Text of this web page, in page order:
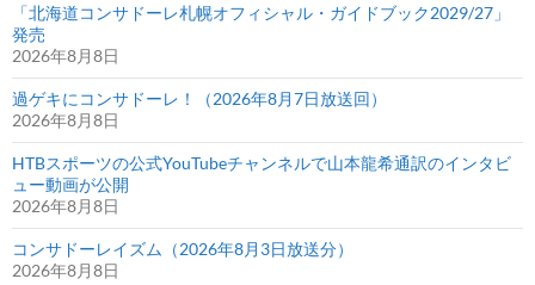
「北海道コンサドーレ札幌オフィシャル・ガイドブック2029/27」
発売
2026年8月8日
過ゲキにコンサドーレ！（2026年8月7日放送回）
2026年8月8日
HTBスポーツの公式YouTubeチャンネルで山本龍希通訳のインタビ
ュー動画が公開
2026年8月8日
コンサドーレイズム（2026年8月3日放送分）
2026年8月8日